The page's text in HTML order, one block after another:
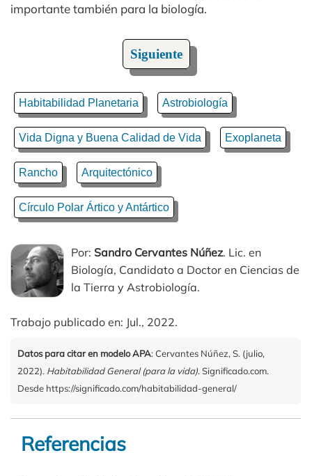
importante también para la biología.
Siguiente
Habitabilidad Planetaria Astrobiología
Vida Digna y Buena Calidad de Vida Exoplaneta
Rancho Arquitectónico
Círculo Polar Ártico y Antártico
Por: Sandro Cervantes Núñez. Lic. en
Biología, Candidato a Doctor en Ciencias de
la Tierra y Astrobiología.
Trabajo publicado en: Jul., 2022.
Datos para citar en modelo APA: Cervantes Núñez, S. (julio,
2022). Habitabilidad General (para la vida). Significado.com.
Desde https://significado.com/habitabilidad-general/
Referencias